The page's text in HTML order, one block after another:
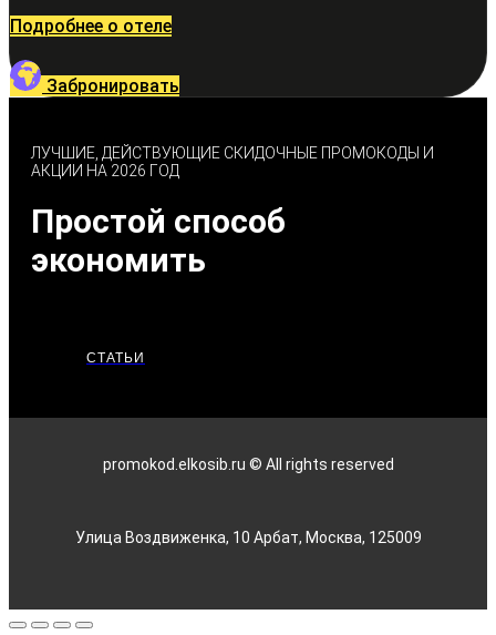
Подробнее о отеле
Забронировать
ЛУЧШИЕ, ДЕЙСТВУЮЩИЕ СКИДОЧНЫЕ ПРОМОКОДЫ И
АКЦИИ НА 2026 ГОД
Простой способ
экономить
СТАТЬИ
promokod.elkosib.ru © All rights reserved
Улица Воздвиженка, 10 Арбат, Москва, 125009